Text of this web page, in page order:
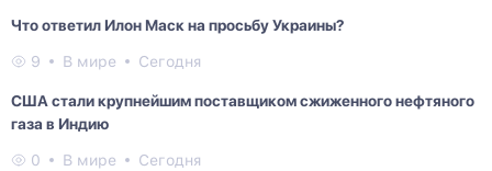
Что ответил Илон Маск на просьбу Украины?
9 В мире Сегодня
США стали крупнейшим поставщиком сжиженного нефтяного
газа в Индию
0 В мире Сегодня